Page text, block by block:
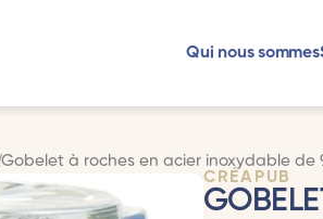
Qui nous sommes
Gobelet à roches en acier inoxydable de
CRÉAPUB